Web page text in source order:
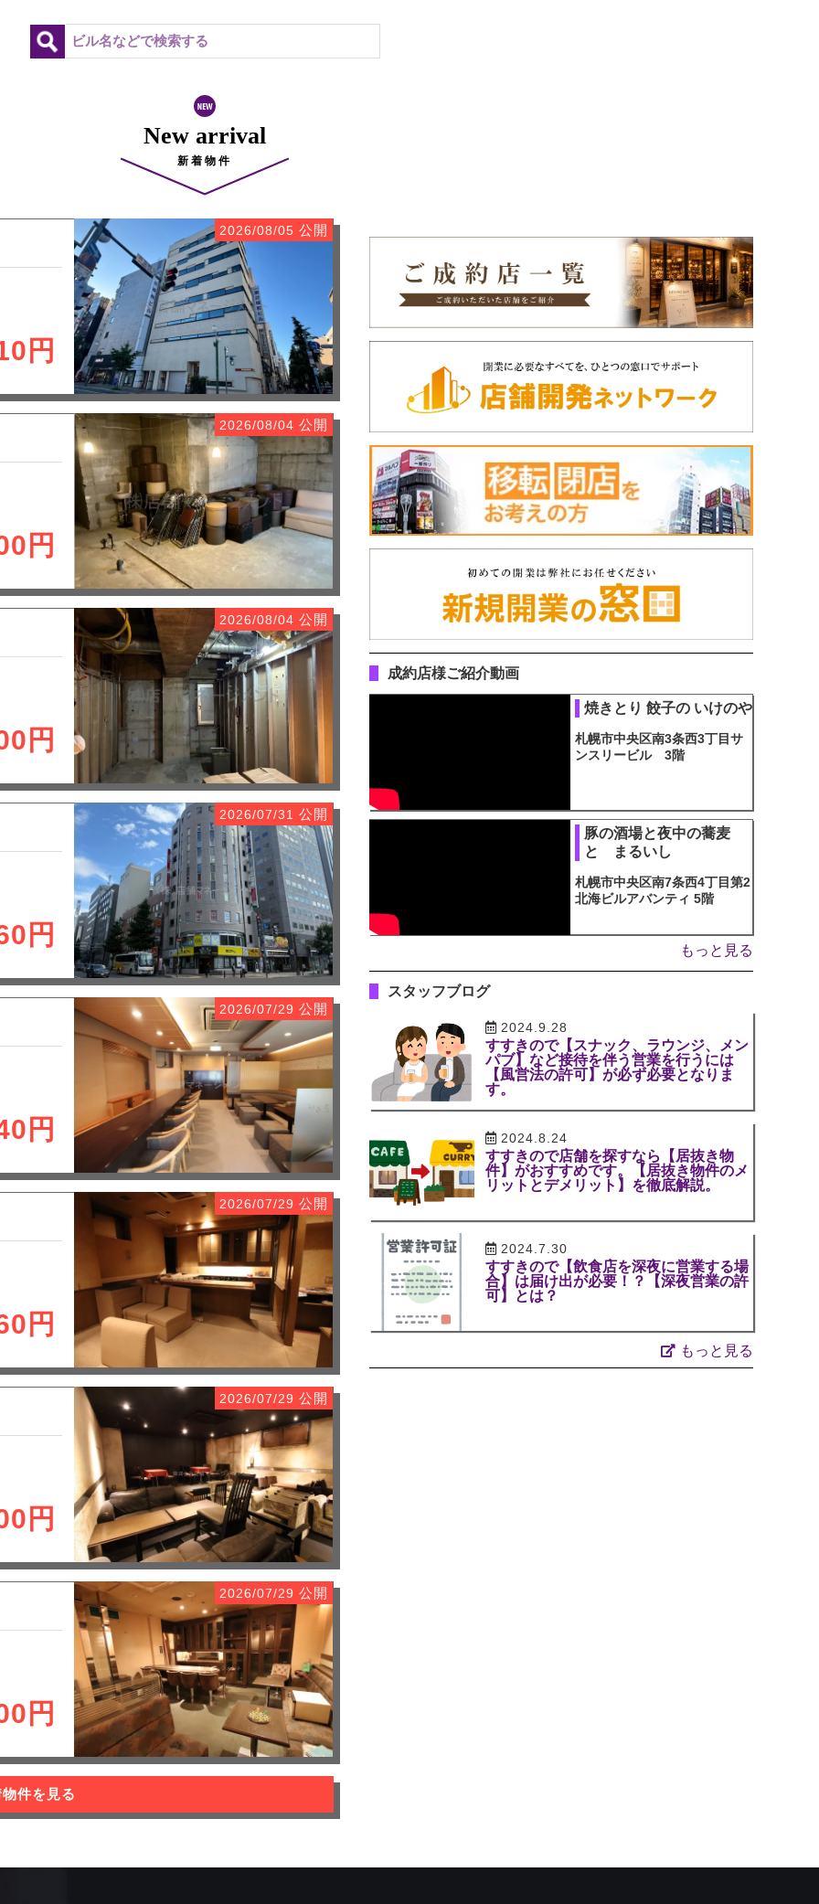
New arrival
新着物件
2026/08/05 公開
円
2026/08/04 公開
円
2026/08/04 公開
円
2026/07/31 公開
円
2026/07/29 公開
円
2026/07/29 公開
円
2026/07/29 公開
円
2026/07/29 公開
円
件を見る
成約店様ご紹介動画
焼きとり 餃子の いけのや
札幌市中央区南3条西3丁目サ
ンスリービル 3階
豚の酒場と夜中の蕎麦
と まるいし
札幌市中央区南7条西4丁目第2
北海ビルアバンティ 5階
もっと見る
スタッフブログ
2024.9.28
すすきので【スナック、ラウンジ、メン
パブ】など接待を伴う営業を行うには
【風営法の許可】が必ず必要となりま
す。
2024.8.24
すすきので店舗を探すなら【居抜き物
件】がおすすめです。【居抜き物件のメ
リットとデメリット】を徹底解説。
2024.7.30
すすきので【飲食店を深夜に営業する場
合】は届け出が必要！？【深夜営業の許
可】とは？
もっと見る